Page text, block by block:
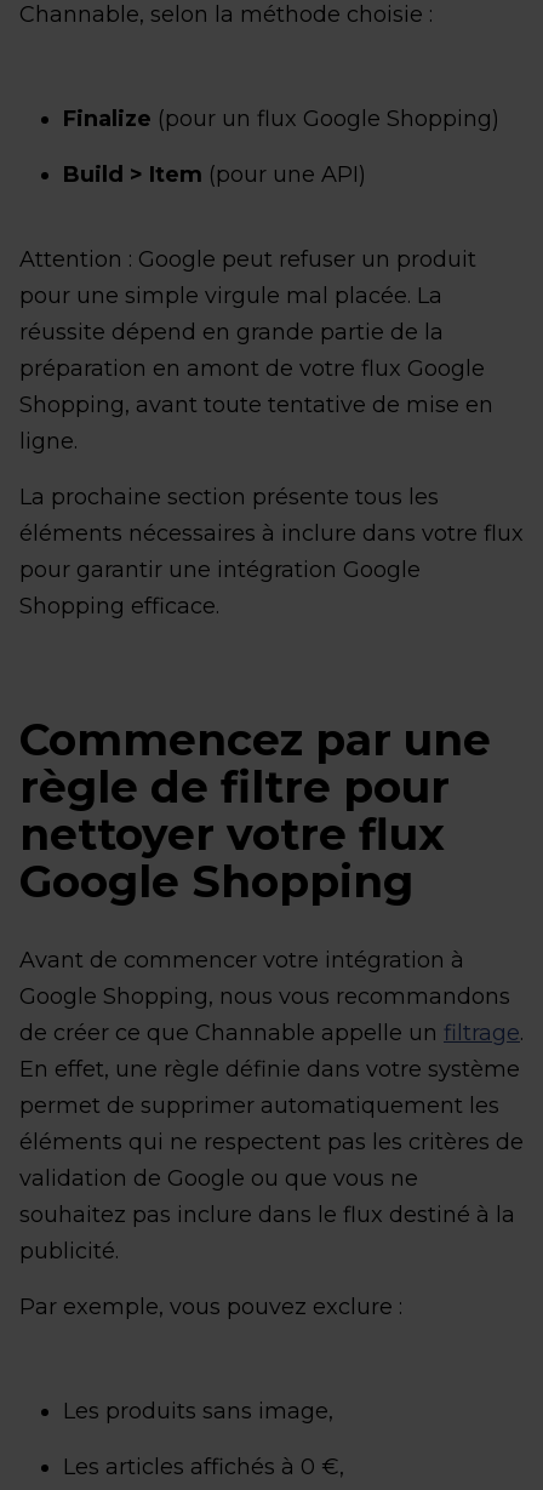
Channable, selon la méthode choisie :
Finalize (pour un flux Google Shopping)
Build > Item (pour une API)
Attention : Google peut refuser un produit
pour une simple virgule mal placée. La
réussite dépend en grande partie de la
préparation en amont de votre flux Google
Shopping, avant toute tentative de mise en
ligne.
La prochaine section présente tous les
éléments nécessaires à inclure dans votre flux
pour garantir une intégration Google
Shopping efficace.
Commencez par une
règle de filtre pour
nettoyer votre flux
Google Shopping
Avant de commencer votre intégration à
Google Shopping, nous vous recommandons
de créer ce que Channable appelle un filtrage.
En effet, une règle définie dans votre système
permet de supprimer automatiquement les
éléments qui ne respectent pas les critères de
validation de Google ou que vous ne
souhaitez pas inclure dans le flux destiné à la
publicité.
Par exemple, vous pouvez exclure :
Les produits sans image,
Les articles affichés à 0 €,